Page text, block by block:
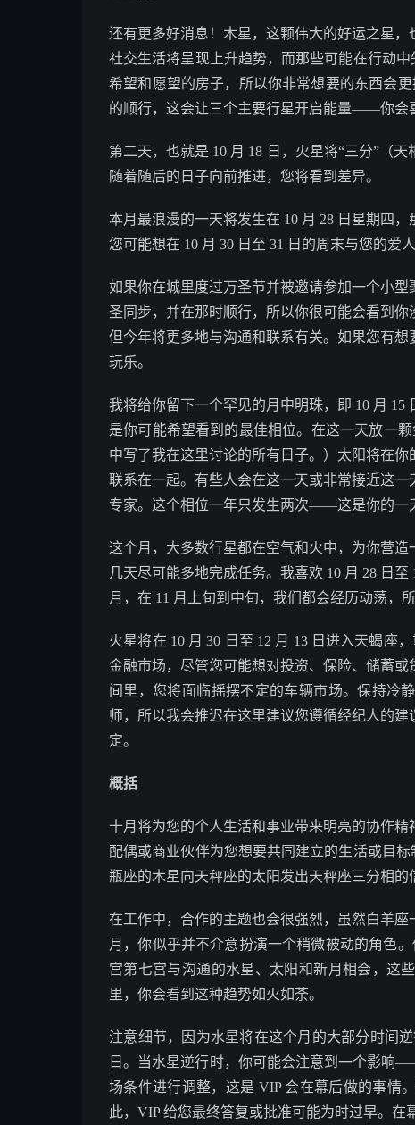
还有更多好消息！木星，这颗伟大的好运之星
社交生活将呈现上升趋势，而那些可能在行动
希望和愿望的房子，所以你非常想要的东西会
的顺行，这会让三个主要行星开启能量——你会
第二天，也就是 10 月 18 日，火星将“三分”（
随着随后的日子向前推进，您将看到差异。
本月最浪漫的一天将发生在 10 月 28 日星期四
您可能想在 10 月 30 日至 31 日的周末与您的
如果你在城里度过万圣节并被邀请参加一个小
圣同步，并在那时顺行，所以你很可能会看到你
但今年将更多地与沟通和联系有关。如果您有
玩乐。
我将给你留下一个罕见的月中明珠，即 10 月
是你可能希望看到的最佳相位。在这一天放一
中写了我在这里讨论的所有日子。）太阳将在
联系在一起。有些人会在这一天或非常接近这
专家。这个相位一年只发生两次——这是你的一
这个月，大多数行星都在空气和火中，为你营
几天尽可能多地完成任务。我喜欢 10 月 28 日
月，在 11 月上旬到中旬，我们都会经历动荡，
火星将在 10 月 30 日至 12 月 13 日进入天蝎座
金融市场，尽管您可能想对投资、保险、储蓄
间里，您将面临摇摆不定的车辆市场。保持冷
师，所以我会推迟在这里建议您遵循经纪人的
定。
概括
十月将为您的个人生活和事业带来明亮的协作
配偶或商业伙伴为您想要共同建立的生活或目
瓶座的木星向天秤座的太阳发出天秤座三分相
在工作中，合作的主题也会很强烈，虽然白
月，你似乎并不介意扮演一个稍微被动的角色
宫第七宫与沟通的水星、太阳和新月相会，这
里，你会看到这种趋势如火如荼。
注意细节，因为水星将在这个月的大部分时间
日。当水星逆行时，你可能会注意到一个影响
场条件进行调整，这是 VIP 会在幕后做的事情
此，VIP 给您最终答复或批准可能为时过早。在